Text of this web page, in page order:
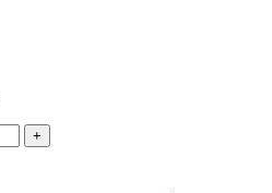
+